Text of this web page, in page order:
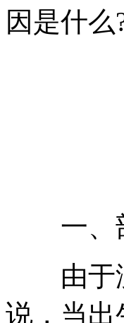
因是什么
一、
由于没
说，当出